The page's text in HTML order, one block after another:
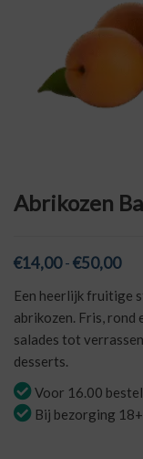
Abrikozen
€14,00-€50,00
tot
Een heerlijk fruitige
abrikozen. Fris, rond
salades tot
desserts.
Voor 16.00
Bij bezorging